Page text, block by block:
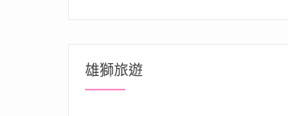
雄獅旅遊